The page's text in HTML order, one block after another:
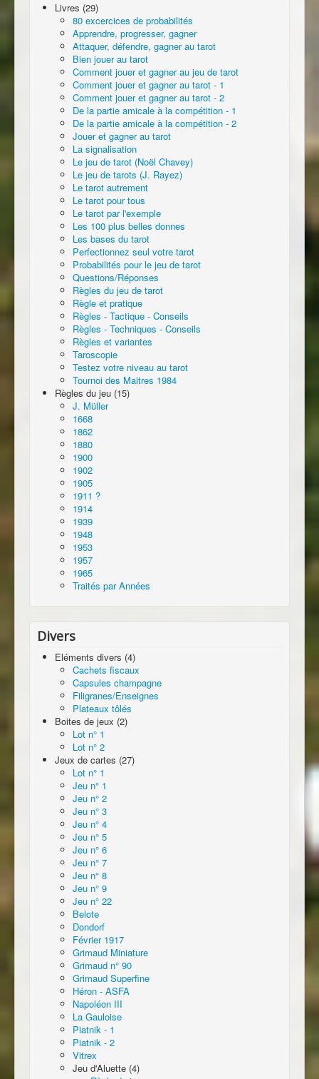
Livres (29)
80 excercices de probabilités
Apprendre, progresser, gagner
Attaquer, défendre, gagner au tarot
Bien jouer au tarot
Comment jouer et gagner au jeu de tarot
Comment jouer et gagner au tarot - 1
Comment jouer et gagner au tarot - 2
De la partie amicale à la compétition - 1
De la partie amicale à la compétition - 2
Jouer et gagner au tarot
La signalisation
Le jeu de tarot (Noël Chavey)
Le jeu de tarots (J. Rayez)
Le tarot autrement
Le tarot pour tous
Le tarot par l'exemple
Les 100 plus belles donnes
Les bases du tarot
Perfectionnez seul votre tarot
Probabilités pour le jeu de tarot
Questions/Réponses
Règles du jeu de tarot
Règle et pratique
Règles - Tactique - Conseils
Règles - Techniques - Conseils
Règles et variantes
Taroscopie
Testez votre niveau au tarot
Tournoi des Maitres 1984
Règles du jeu (15)
J. Müller
1668
1862
1880
1900
1902
1905
1911 ?
1914
1939
1948
1953
1957
1965
Traités par Années
Divers
Eléments divers (4)
Cachets fiscaux
Capsules champagne
Filigranes/Enseignes
Plateaux tôlés
Boites de jeux (2)
Lot n° 1
Lot n° 2
Jeux de cartes (27)
Lot n° 1
Jeu n° 1
Jeu n° 2
Jeu n° 3
Jeu n° 4
Jeu n° 5
Jeu n° 6
Jeu n° 7
Jeu n° 8
Jeu n° 9
Jeu n° 22
Belote
Dondorf
Février 1917
Grimaud Miniature
Grimaud n° 90
Grimaud Superfine
Héron - ASFA
Napoléon III
La Gauloise
Piatnik - 1
Piatnik - 2
Vitrex
Jeu d'Aluette (4)